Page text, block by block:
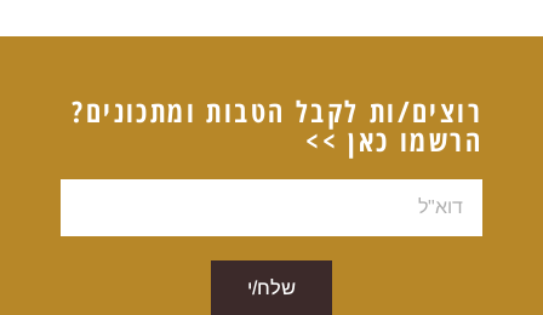
רוצים/ות לקבל הטבות ומתכונים?
הרשמו כאן >>
שלח/י